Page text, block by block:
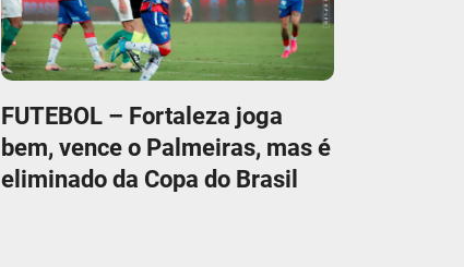
FUTEBOL – Fortaleza joga
bem, vence o Palmeiras, mas é
eliminado da Copa do Brasil